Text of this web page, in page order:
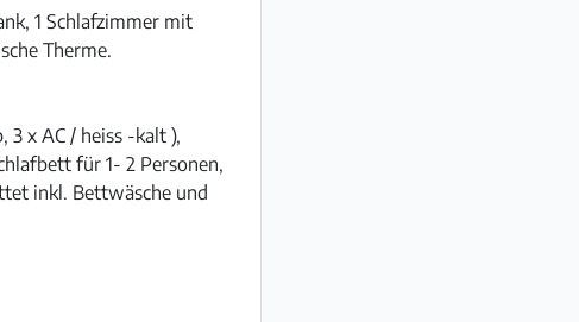
1 Schlafzimmer mit
Therme.
x AC / heiss -kalt ),
für 1- 2 Personen,
inkl. Bettwäsche und